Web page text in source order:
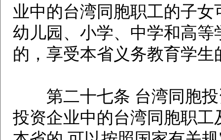
业中的台湾同胞职工的子
幼儿园、小学、中学和高
的，享受本省义务教育学生
第二十七条 台湾同胞投
投资企业中的台湾同胞职